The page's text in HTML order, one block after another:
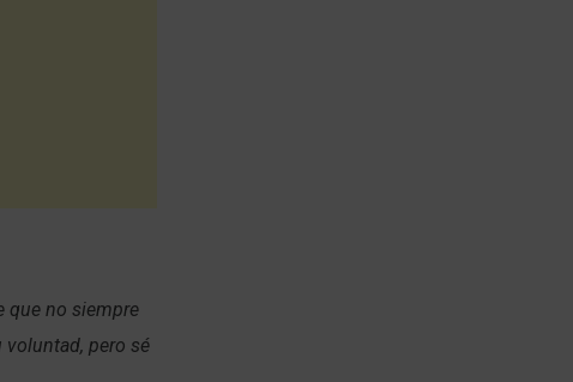
que no siempre
pero sé